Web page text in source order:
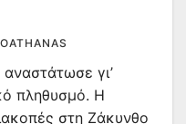
γι’
πληθυσμό. Η
στη Ζάκυνθο